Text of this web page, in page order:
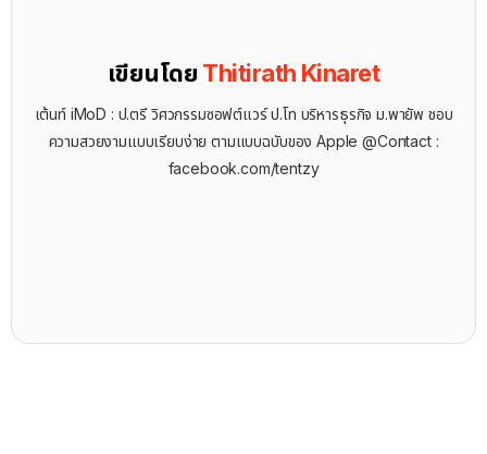
เขียนโดย Thitirath Kinaret
เต้นท์ iMoD : ป.ตรี วิศวกรรมซอฟต์แวร์ ป.โท บริหารธุรกิจ ม.พายัพ ชอบ
ความสวยงามแบบเรียบง่าย ตามแบบฉบับของ Apple @Contact :
facebook.com/tentzy